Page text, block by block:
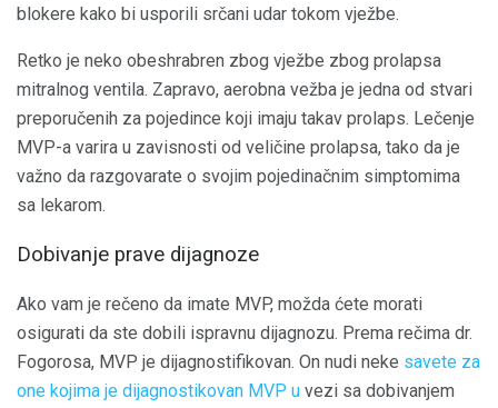
blokere kako bi usporili srčani udar tokom vježbe.
Retko je neko obeshrabren zbog vježbe zbog prolapsa
mitralnog ventila. Zapravo, aerobna vežba je jedna od stvari
preporučenih za pojedince koji imaju takav prolaps. Lečenje
MVP-a varira u zavisnosti od veličine prolapsa, tako da je
važno da razgovarate o svojim pojedinačnim simptomima
sa lekarom.
Dobivanje prave dijagnoze
Ako vam je rečeno da imate MVP, možda ćete morati
osigurati da ste dobili ispravnu dijagnozu. Prema rečima dr.
Fogorosa, MVP je dijagnostifikovan. On nudi neke savete za
one kojima je dijagnostikovan MVP u vezi sa dobivanjem